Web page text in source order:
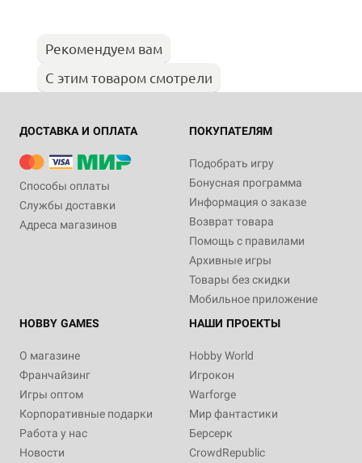
Рекомендуем вам
С этим товаром смотрели
ДОСТАВКА И ОПЛАТА
Способы оплаты
Службы доставки
Адреса магазинов
ПОКУПАТЕЛЯМ
Подобрать игру
Бонусная программа
Информация о заказе
Возврат товара
Помощь с правилами
Архивные игры
Товары без скидки
Мобильное приложение
HOBBY GAMES
О магазине
Франчайзинг
Игры оптом
Корпоративные подарки
Работа у нас
Новости
НАШИ ПРОЕКТЫ
Hobby World
Игрокон
Warforge
Мир фантастики
Берсерк
CrowdRepublic